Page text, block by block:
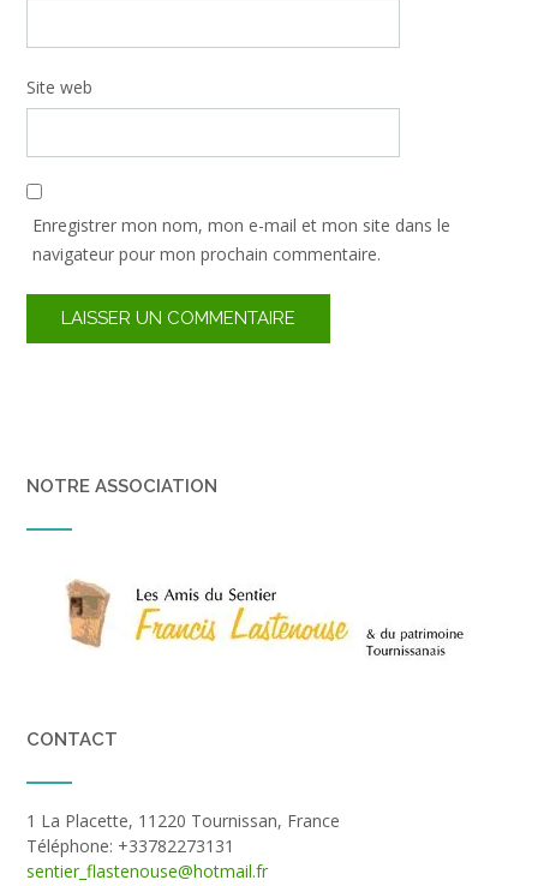
Site web
Enregistrer mon nom, mon e-mail et mon site dans le
navigateur pour mon prochain commentaire.
NOTRE ASSOCIATION
CONTACT
1 La Placette, 11220 Tournissan, France
Téléphone: +33782273131
sentier_flastenouse@hotmail.fr